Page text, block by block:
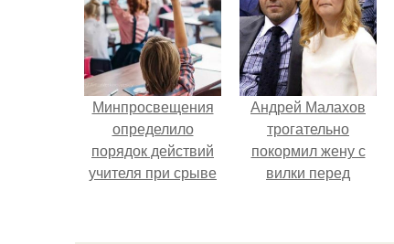
Минпросвещения
определило
порядок действий
учителя при срыве
Андрей Малахов
трогательно
покормил жену с
вилки перед
поклонников.